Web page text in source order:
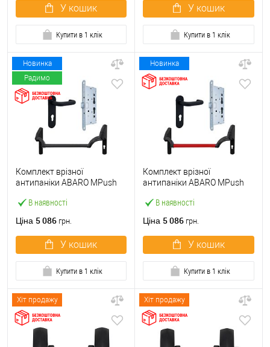
У кошик
Купити в 1 клік
У кошик
Купити в 1 клік
Новинка
Радимо
В наявності
Комплект врізної
антипаніки ABARO МPush
чорний із замком та ручкою
Ціна 5 086 грн.
У кошик
Купити в 1 клік
Новинка
В наявності
Комплект врізної
антипаніки ABARO МPush
червоний із замком та
Ціна 5 086 грн.
У кошик
Купити в 1 клік
Хіт продажу Хіт продажу